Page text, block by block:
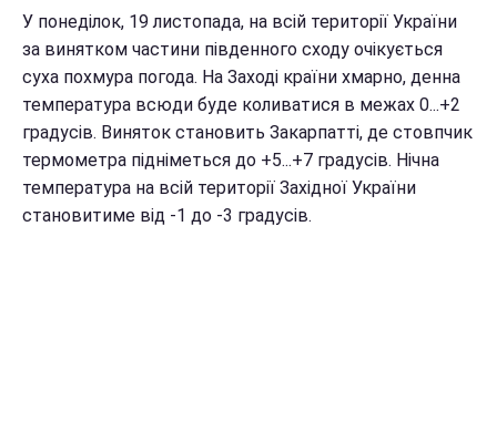
У понеділок, 19 листопада, на всій території України
за винятком частини південного сходу очікується
суха похмура погода. На Заході країни хмарно, денна
температура всюди буде коливатися в межах 0...+2
градусів. Виняток становить Закарпатті, де стовпчик
термометра підніметься до +5...+7 градусів. Нічна
температура на всій території Західної України
становитиме від -1 до -3 градусів.